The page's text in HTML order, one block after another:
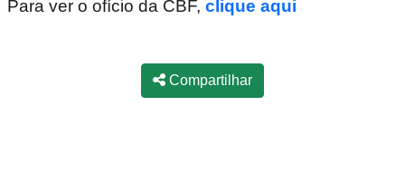
Para ver o ofício da CBF, clique aqui
Compartilhar